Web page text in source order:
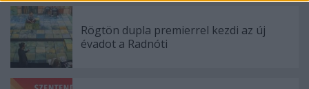
Rögtön dupla premierrel kezdi az új
évadot a Radnóti